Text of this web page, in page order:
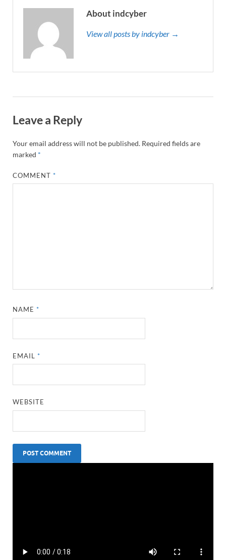
About indcyber
View all posts by indcyber →
Leave a Reply
Your email address will not be published. Required fields are
marked *
COMMENT*
NAME*
EMAIL*
WEBSITE